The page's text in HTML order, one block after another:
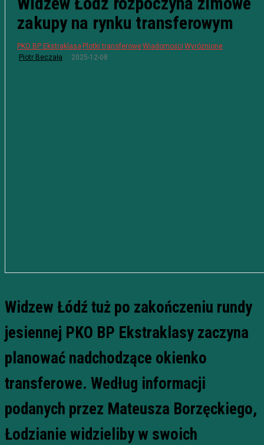
zakupy na rynku transferowym
PKO BP Ekstraklasa Plotki transferoweWiadomości Wyróżnione
Piotr Beczała
2025-12-08
Widzew Łódź tuż po zakończeniu rundy
jesiennej PKO BP Ekstraklasy zaczyna
planować nadchodzące okienko
transferowe. Według informacji
podanych przez Mateusza Borzęckiego,
Łodzianie widzieliby w swoich